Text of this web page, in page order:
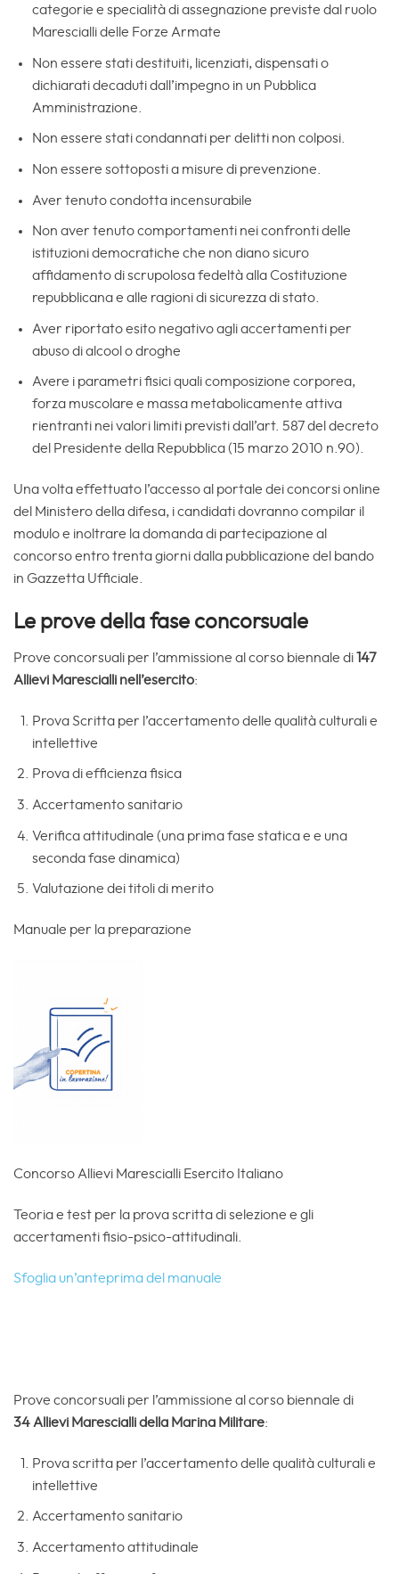
categorie e specialità di assegnazione previste dal ruolo
Marescialli delle Forze Armate
Non essere stati destituiti, licenziati, dispensati o
dichiarati decaduti dall’impegno in un Pubblica
Amministrazione.
Non essere stati condannati per delitti non colposi.
Non essere sottoposti a misure di prevenzione.
Aver tenuto condotta incensurabile
Non aver tenuto comportamenti nei confronti delle
istituzioni democratiche che non diano sicuro
affidamento di scrupolosa fedeltà alla Costituzione
repubblicana e alle ragioni di sicurezza di stato.
Aver riportato esito negativo agli accertamenti per
abuso di alcool o droghe
Avere i parametri fisici quali composizione corporea,
forza muscolare e massa metabolicamente attiva
rientranti nei valori limiti previsti dall’art. 587 del decreto
del Presidente della Repubblica (15 marzo 2010 n.90).
Una volta effettuato l’accesso al portale dei concorsi online
del Ministero della difesa, i candidati dovranno compilar il
modulo e inoltrare la domanda di partecipazione al
concorso entro trenta giorni dalla pubblicazione del bando
in Gazzetta Ufficiale.
Le prove della fase concorsuale
Prove concorsuali per l’ammissione al corso biennale di147
Allievi Marescialli nell’esercito:
Prova Scritta per l’accertamento delle qualità culturali e
intellettive
Prova di efficienza fisica
Accertamento sanitario
Verifica attitudinale (una prima fase statica e e una
seconda fase dinamica)
Valutazione dei titoli di merito
Manuale per la preparazione
Concorso Allievi Marescialli Esercito Italiano
Teoria e test per la prova scritta di selezione e gli
accertamenti fisio-psico-attitudinali.
Sfoglia un’anteprima del manuale
Prove concorsuali per l’ammissione al corso biennale di
34 Allievi Marescialli della Marina Militare:
Prova scritta per l’accertamento delle qualità culturali e
intellettive
Accertamento sanitario
Accertamento attitudinale